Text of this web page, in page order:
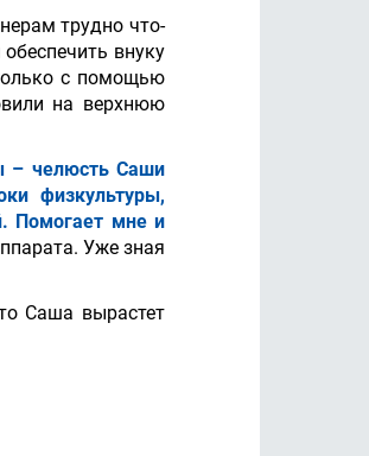
трудно что-
внуку
с помощью
на верхнюю
– челюсть Саши
физкультуры,
Помогает мне и
Уже зная
Саша вырастет